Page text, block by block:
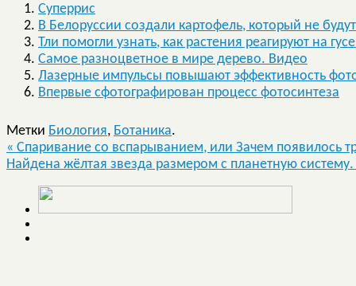
Суперрис
В Белоруссии создали картофель, который не
Тли помогли узнать, как растения реагируют на
Самое разноцветное в мире дерево. Видео
Лазерные импульсы повышают эффективность
Впервые сфотографирован процесс фотосинтеза
Метки Биология, Ботаника.
« Спаривание со вспарыванием, или Зачем появилось
Найдена жёлтая звезда размером с планетную